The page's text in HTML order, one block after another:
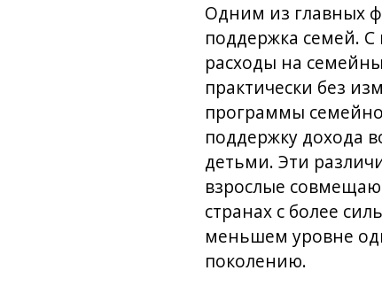
Одним из главных
поддержка семей. С
расходы на
практически без
программы
поддержку дохода
детьми. Эти
взрослые
странах с более
меньшем уровне
поколению.